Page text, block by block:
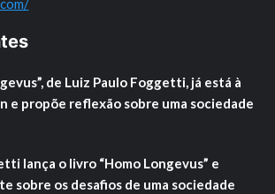
de Luiz Paulo Foggetti, já está à
e propõe reflexão sobre uma sociedade
lança o livro “Homo Longevus” e
sobre os desafios de uma sociedade